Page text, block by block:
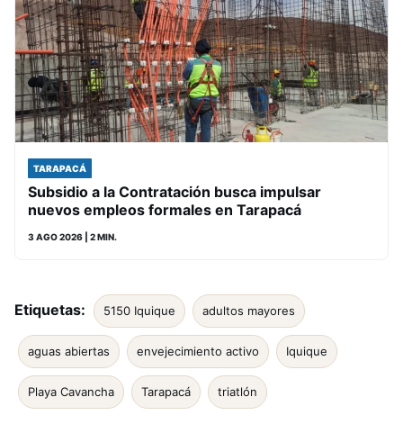
TARAPACÁ
Subsidio a la Contratación busca impulsar
nuevos empleos formales en Tarapacá
3 AGO 2026 | 2 MIN.
Etiquetas: 5150 Iquique adultos mayores
aguas abiertas envejecimiento activo Iquique
Playa Cavancha Tarapacá triatlón